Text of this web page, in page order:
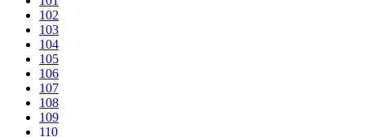
102
103
104
105
106
107
108
109
110